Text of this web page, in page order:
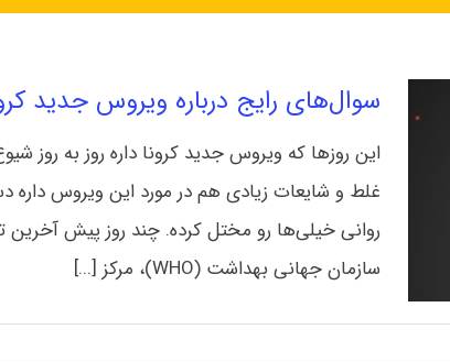
سوال‌های رایج درباره ویروس جدید
این روزها که ویروس جدید کرونا داره روز به روز
غلط و شایعات زیادی هم در مورد این ویروس
روانی خیلی‌ها رو مختل کرده. چند روز پیش
سازمان جهانی بهداشت (WHO)، مرکز [...]